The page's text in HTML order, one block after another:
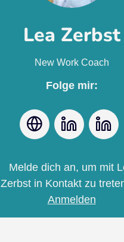
Lea Zerbst
New Work Coach
Folge mir:
WebseiteLinkedIn
Melde dich an, um mit
Zerbst in Kontakt zu
Anmelden